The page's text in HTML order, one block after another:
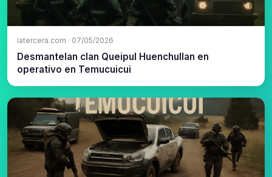
latercera.com · 07/05/2026
Desmantelan clan Queipul Huenchullan en
operativo en Temucuicui